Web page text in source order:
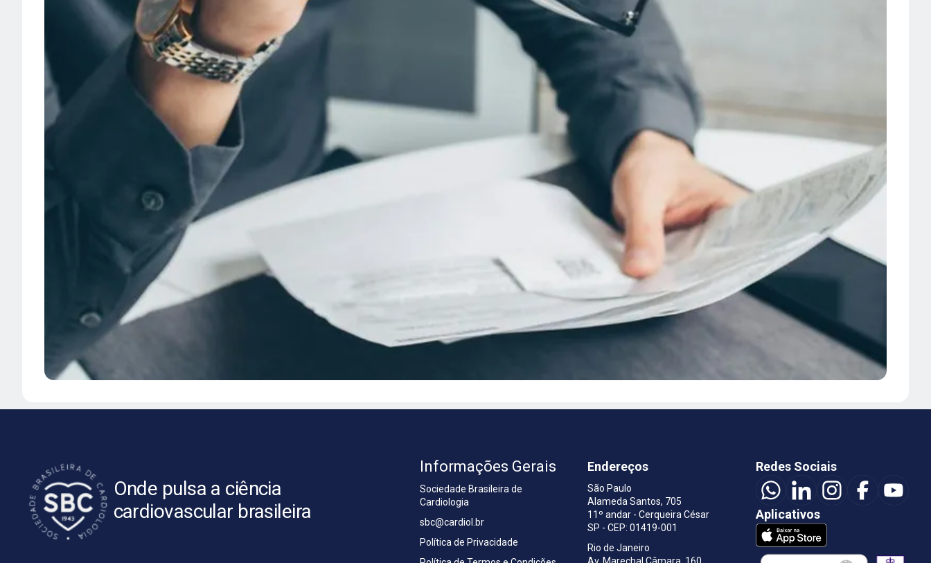
Onde pulsa a ciência
cardiovascular brasileira
Informações Gerais
Sociedade Brasileira de
Cardiologia
sbc@cardiol.br
Política de Privacidade
Endereços
São Paulo
Alameda Santos, 705
11º andar - Cerqueira César
SP - CEP: 01419-001
Rio de Janeiro
Redes Sociais
Aplicativos